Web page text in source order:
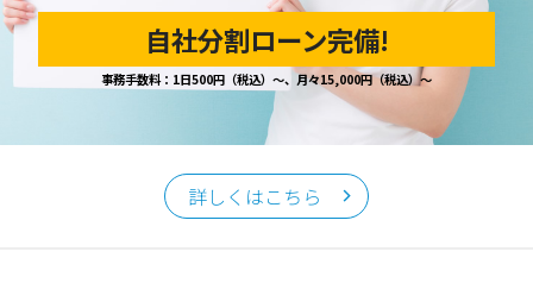
自社分割ローン完備!
事務手数料：1日500円（税込）～、月々15,000円（税込）～
詳しくはこちら